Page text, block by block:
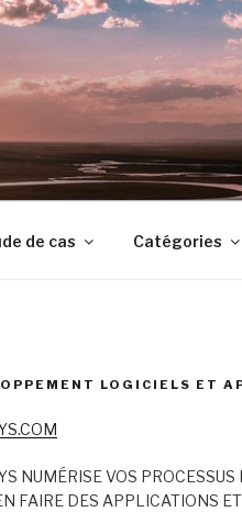
de cas Catégories
LOGICIELS ET
NUMÉRISE VOS PROCESSUS
FAIRE DES APPLICATIONS